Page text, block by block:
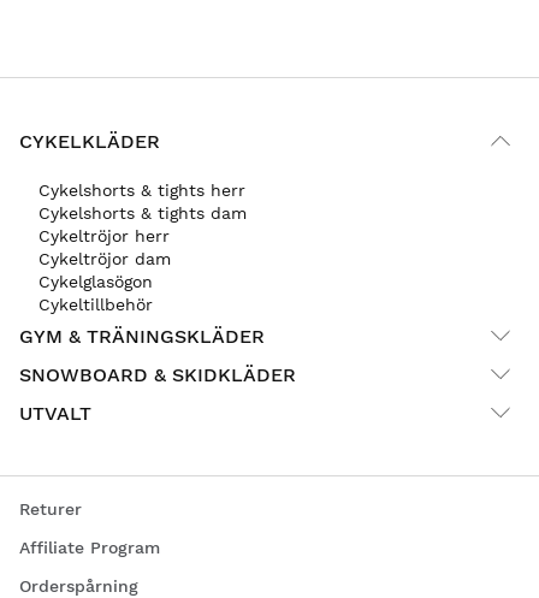
CYKELKLÄDER
Cykelshorts & tights herr
Cykelshorts & tights dam
Cykeltröjor herr
Cykeltröjor dam
Cykelglasögon
Cykeltillbehör
GYM & TRÄNINGSKLÄDER
SNOWBOARD & SKIDKLÄDER
UTVALT
Returer
Affiliate Program
Orderspårning